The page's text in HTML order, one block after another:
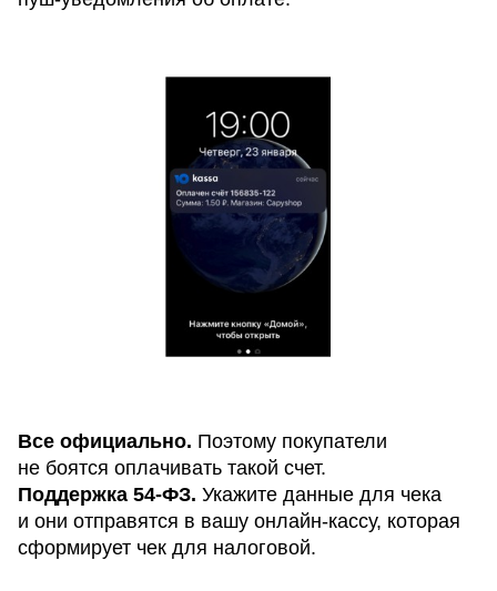
Все официально. Поэтому покупатели
не боятся оплачивать такой счет.
Поддержка 54-ФЗ. Укажите данные для чека
и они отправятся в вашу онлайн-кассу, которая
сформирует чек для налоговой.